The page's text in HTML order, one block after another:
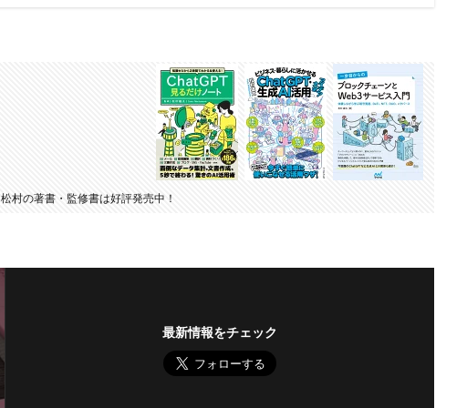
松村の著書・監修書は好評発売中！
最新情報をチェック